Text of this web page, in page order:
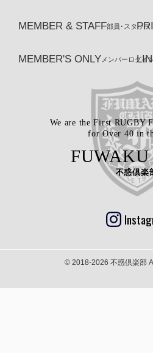
MEMBER & STAFF部員･スタッフ
MEMBER'S ONLY メンバーログイ
We are the First RUGBY
for Over 40 in
FUWAKU
不惑倶楽
© 2018-2026 不惑倶楽部